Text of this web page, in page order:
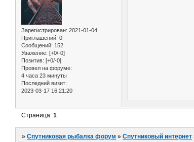
Зарегистрирован: 2021-01-04
Приглашений: 0
Сообщений: 152
Уважение: [+0/-0]
Позитив: [+0/-0]
Провел на форуме:
4 часа 23 минуты
Последний визит:
2023-03-17 16:21:20
Страница:1
»Спутниковая рыбалка форум »Спутниковый интернет